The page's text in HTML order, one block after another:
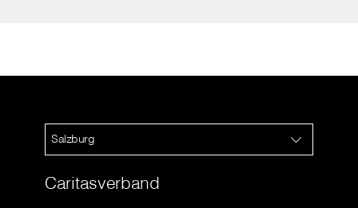
Salzburg
Caritasverband